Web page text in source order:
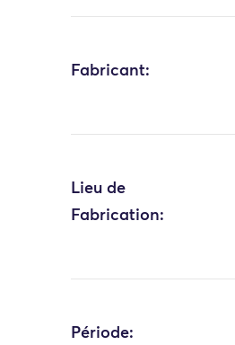
Fabricant:
Lieu de
Fabrication:
Période: